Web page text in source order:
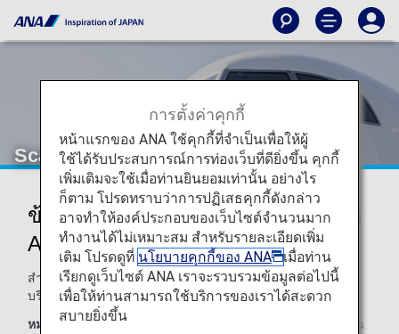
Scandinavian Airlines (SK)
ข้อมูลเที่ยวบินร่วมของ Scandinavian
Airlines
สำหรับเที่ยวบินร่วมกับ ANA สายการบินที่ทำการบินจะเป็นผู้ให้
บริการ ตามที่แสดงไว้ด้านล่าง
หมายเหตุ:โดยส่วนใหญ่ ข้อกำหนดและเงื่อนไขของสายการบิน
การตั้งค่าคุกกี้
หน้าแรกของ ANA ใช้คุกกี้ที่จำเป็นเพื่อให้ผู้
ใช้ได้รับประสบการณ์การท่องเว็บที่ดียิ่งขึ้น คุกกี้
เพิ่มเติมจะใช้เมื่อท่านยินยอมเท่านั้น อย่างไร
ก็ตาม โปรดทราบว่าการปฏิเสธคุกกี้ดังกล่าว
อาจทำให้องค์ประกอบของเว็บไซต์จำนวนมาก
ทำงานได้ไม่เหมาะสม สำหรับรายละเอียดเพิ่ม
เติม โปรดดูที่ นโยบายคุกกี้ของ ANA
เมื่อท่าน
เรียกดูเว็บไซต์ ANA เราจะรวบรวมข้อมูลต่อไปนี้
เพื่อให้ท่านสามารถใช้บริการของเราได้สะดวก
สบายยิ่งขึ้น